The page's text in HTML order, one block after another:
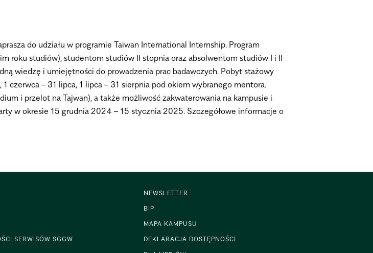
do udziału w programie Taiwan International Internship. Program
roku studiów), studentom studiów II stopnia oraz absolwentom studiów I i II
wiedzę i umiejętności do prowadzenia prac badawczych. Pobyt stażowy
czerwca – 31 lipca, 1 lipca – 31 sierpnia pod okiem wybranego mentora.
i przelot na Tajwan), a także możliwość zakwaterowania na kampusie i
w okresie 15 grudnia 2024 – 15 stycznia 2025. Szczegółowe informacje o
SERWISÓW SGGW
NEWSLETTER
BIP
MAPA KAMPUSU
DEKLARACJA DOSTĘPNOŚCI